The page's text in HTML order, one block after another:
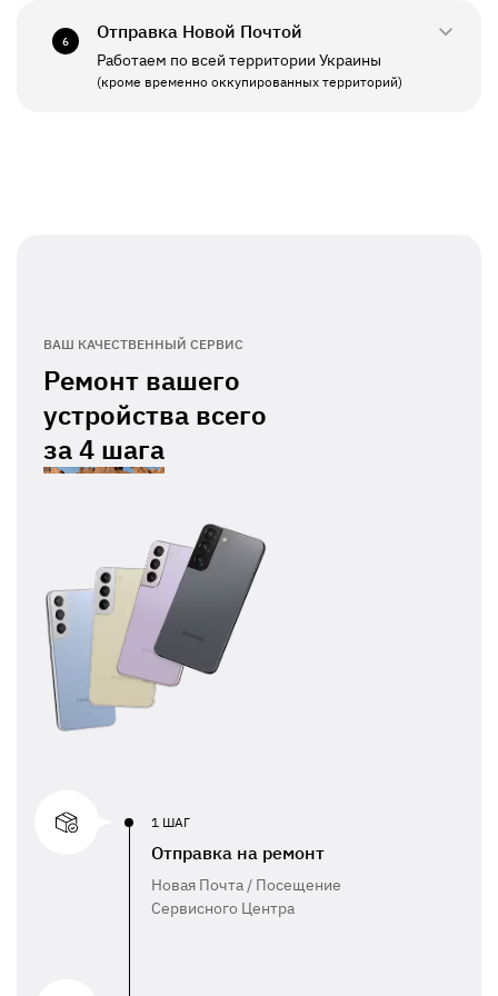
ПН - ПТ
11:00 - 19:00
Выходной
6 Отправка Новой Почтой
Работаем по всей территории Украины
(кроме временно оккупированных территорий)
ВАШ КАЧЕСТВЕННЫЙ СЕРВИС
Ремонт вашего
устройства всего
за4 шага
1 ШАГ
Отправка на ремонт
Новая Почта / Посещение
Сервисного Центра